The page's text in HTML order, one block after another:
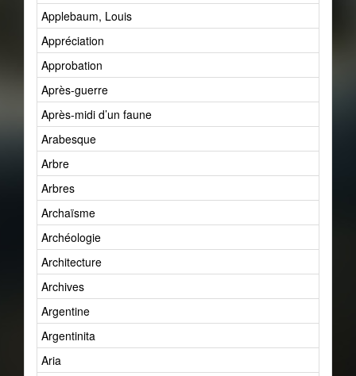
Applebaum, Louis
Appréciation
Approbation
Après-guerre
Après-midi d’un faune
Arabesque
Arbre
Arbres
Archaïsme
Archéologie
Architecture
Archives
Argentine
Argentinita
Aria